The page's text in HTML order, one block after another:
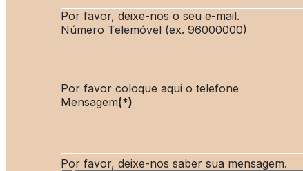
Por favor, deixe-nos o seu e-mail.
Número Telemóvel (ex. 96000000)
Por favor coloque aqui o telefone
Mensagem(*)
Por favor, deixe-nos saber sua mensagem.